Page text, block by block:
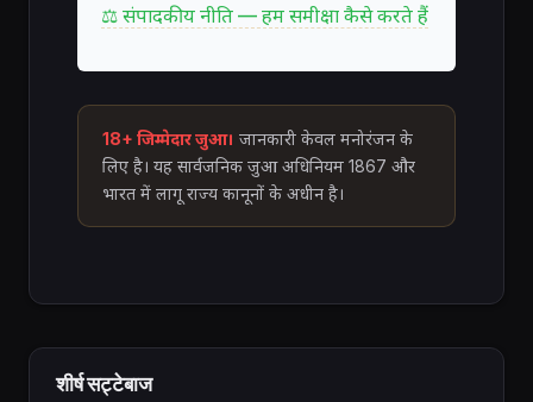
⚖ संपादकीय नीति — हम समीक्षा कैसे करते हैं
18+ जिम्मेदार जुआ। जानकारी केवल मनोरंजन के
लिए है। यह सार्वजनिक जुआ अधिनियम 1867 और
भारत में लागू राज्य कानूनों के अधीन है।
शीर्ष सट्टेबाज